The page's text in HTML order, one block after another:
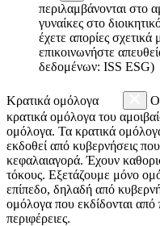
περιλαμβάνονται στο
γυναίκες στο
έχετε απορίες σχετικά
επικοινωνήστε
δεδομένων: ISS ESG)
Κρατικά ομόλογα
κρατικά ομόλογα του
ομόλογα. Τα κρατικά
εκδοθεί από κυβερνήσεις
κεφαλαιαγορά. Έχουν
τόκους. Εξετάζουμε μόνο
επίπεδο, δηλαδή από
ομόλογα που εκδίδονται από
περιφέρειες.